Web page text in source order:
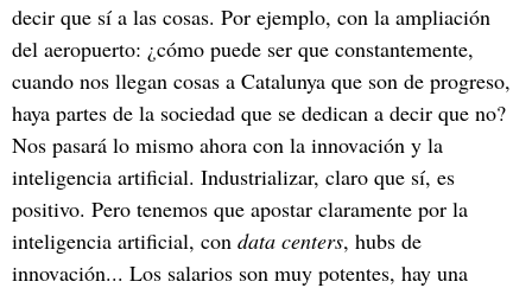
decir que sí a las cosas. Por ejemplo, con la ampliación
del aeropuerto: ¿cómo puede ser que constantemente,
cuando nos llegan cosas a Catalunya que son de progreso,
haya partes de la sociedad que se dedican a decir que no?
Nos pasará lo mismo ahora con la innovación y la
inteligencia artificial. Industrializar, claro que sí, es
positivo. Pero tenemos que apostar claramente por la
inteligencia artificial, con data centers, hubs de
innovación... Los salarios son muy potentes, hay una